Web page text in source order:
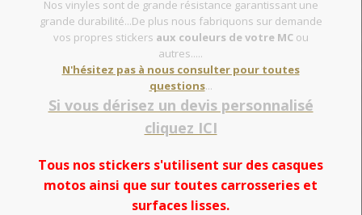
Nos vinyles sont de grande résistance garantissant une
grande durabilité...De plus nous fabriquons sur demande
vos propres stickers aux couleurs de votre MCou
autres.....
N'hésitez pas à nous consulter pour toutes
questions...
Si vous dérisez un devis personnalisé
cliquez ICI
Tous nos stickers s'utilisent sur des casques
motos ainsi que sur toutes carrosseries et
surfaces lisses.